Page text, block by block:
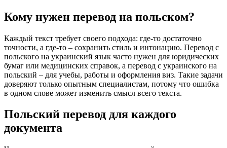
Кому нужен перевод на польском?
Каждый текст требует своего подхода: где-то достаточно
точности, а где-то – сохранить стиль и интонацию. Перевод с
польского на украинский язык часто нужен для юридических
бумаг или медицинских справок, а перевод с украинского на
польский – для учебы, работы и оформления виз. Такие задачи
доверяют только опытным специалистам, потому что ошибка
в одном слове может изменить смысл всего текста.
Польский перевод для каждого
документа